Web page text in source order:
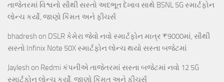
તાજેતરમાં વિશ્વનો સૌથી સસ્તો અદભૂત દેખાવ સાથે BSNL 5G સ્માર્ટફોન
લોન્ચ કર્યો, જાણો કિંમત અને ફીચર્સ
bhadresh on DSLR કેમેરા જેવો નવો સ્માર્ટફોન માત્ર ₹9000માં, સૌથી
સસ્તો Infinix Note 50X સ્માર્ટફોન લોન્ચ થયો સસ્તા બજેટમાં
Jaylesh on Redmi કંપનીએ તાજેતરમાં સસ્તા બજેટમાં નવો 12 5G
સ્માર્ટફોન લોન્ચ કર્યો, જાણો કિંમત અને ફીચર્સ